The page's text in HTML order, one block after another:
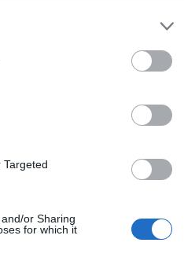
or Sharing
for which it